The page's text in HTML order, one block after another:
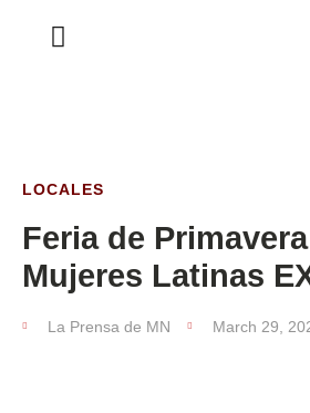
LOCALES
Feria de
Mujeres Latinas
La Prensa de MN March 29,